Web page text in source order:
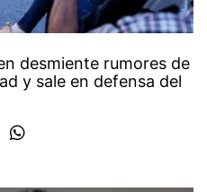
desmiente rumores de
y sale en defensa del